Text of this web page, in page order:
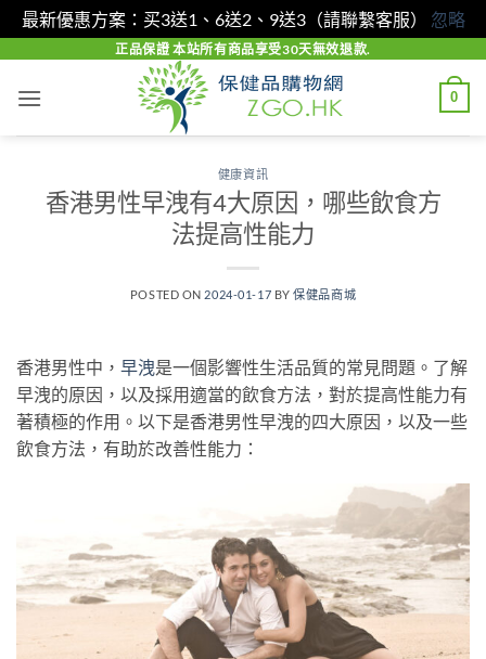
最新優惠方案：买3送1、6送2、9送3（請聯繫客服） 忽略
content
正品保證 本站所有商品享受30天無效退款.
0
健康資訊
香港男性早洩有4大原因，哪些飲食方
法提高性能力
POSTED ON 2024-01-17 BY保健品商城
香港男性中， 早洩是一個影響性生活品質的常見問題。了解
早洩的原因，以及採用適當的飲食方法，對於提高性能力有
著積極的作用。以下是香港男性早洩的四大原因，以及一些
飲食方法，有助於改善性能力：